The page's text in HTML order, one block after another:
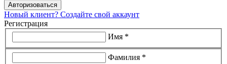
Авторизоваться
Новый клиент? Создайте свой аккаунт
Регистрация
Имя *
Фамилия *